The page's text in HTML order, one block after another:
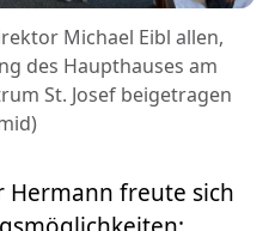
Michael Eibl allen,
des Haupthauses am
St. Josef beigetragen
Hermann freute sich